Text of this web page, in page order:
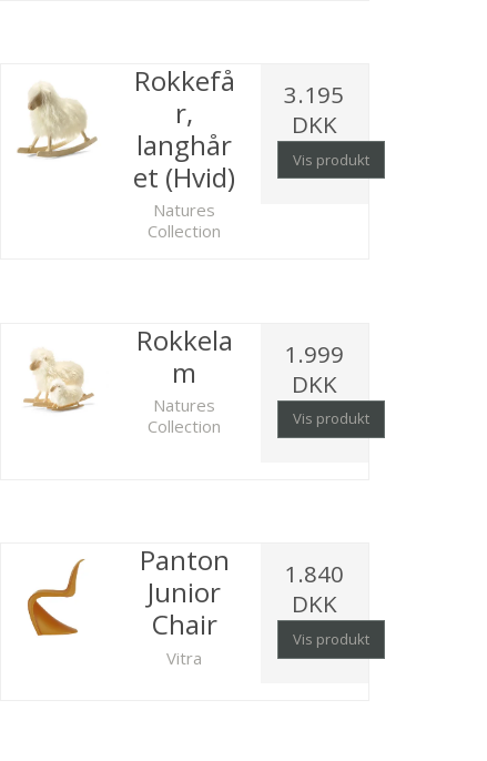
Rokkefå
r,
langhår
et (Hvid)
Natures
Collection
3.195
DKK
Vis produkt
Rokkela
m
Natures
Collection
1.999
DKK
Vis produkt
Panton
Junior
Chair
Vitra
1.840
DKK
Vis produkt